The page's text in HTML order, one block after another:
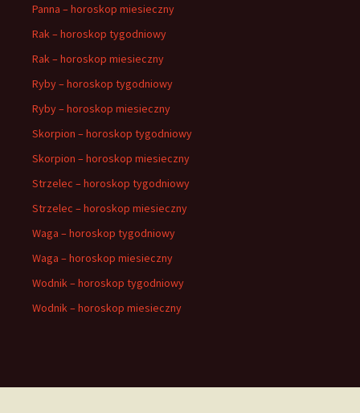
Panna – horoskop miesieczny
Rak – horoskop tygodniowy
Rak – horoskop miesieczny
Ryby – horoskop tygodniowy
Ryby – horoskop miesieczny
Skorpion – horoskop tygodniowy
Skorpion – horoskop miesieczny
Strzelec – horoskop tygodniowy
Strzelec – horoskop miesieczny
Waga – horoskop tygodniowy
Waga – horoskop miesieczny
Wodnik – horoskop tygodniowy
Wodnik – horoskop miesieczny